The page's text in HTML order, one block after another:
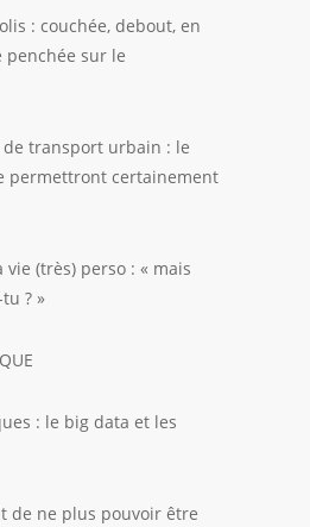
couchée, debout, en
penchée sur le
transport urbain : le
permettront certainement
(très) perso : « mais
? »
: le big data et les
de ne plus pouvoir être